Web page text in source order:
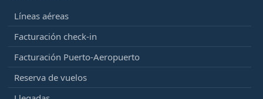
Líneas aéreas
Facturación check-in
Facturación Puerto-Aeropuerto
Reserva de vuelos